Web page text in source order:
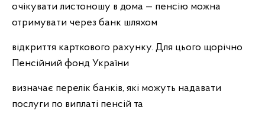
очікувати листоношу в дома — пенсію можна
отримувати через банк шляхом
відкриття карткового рахунку. Для цього щорічно
Пенсійний фонд України
визначає перелік банків, які можуть надавати
послуги по виплаті пенсій та